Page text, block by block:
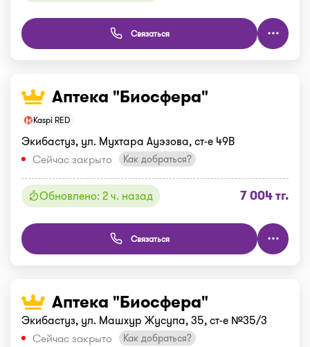
Связаться
Аптека "Биосфера"
Kaspi RED
Экибастуз, ул. Мухтара Ауэзова, ст-е 49В
Сейчас закрыто
Как добраться?
Обновлено: 2 ч. назад 7 004 тг.
Связаться
Аптека "Биосфера"
Экибастуз, ул. Машхур Жусупа, 35, ст-е №35/3
Сейчас закрыто
Как добраться?